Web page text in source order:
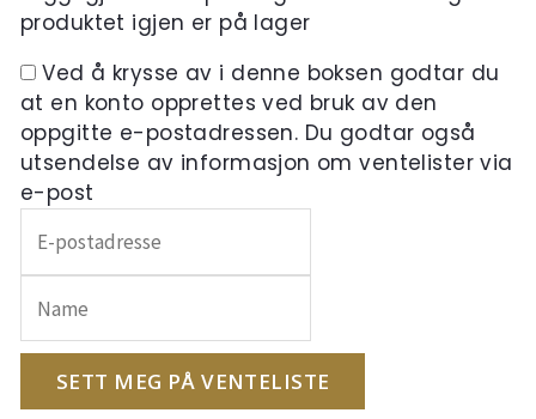
produktet igjen er på lager
Ved å krysse av i denne boksen godtar du
at en konto opprettes ved bruk av den
oppgitte e-postadressen. Du godtar også
utsendelse av informasjon om ventelister via
e-post
inn
e-
postadressen
din
SETT MEG PÅ VENTELISTE